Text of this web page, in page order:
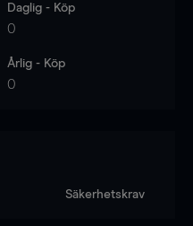
Daglig - Köp
0
Årlig - Köp
0
Säkerhetskrav